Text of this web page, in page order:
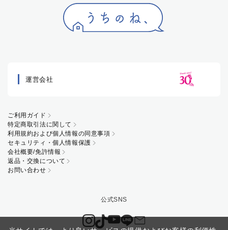
運営会社
ご利用ガイド
特定商取引法に関して
利用規約および個人情報の同意事項
セキュリティ・個人情報保護
会社概要/免許情報
返品・交換について
お問い合わせ